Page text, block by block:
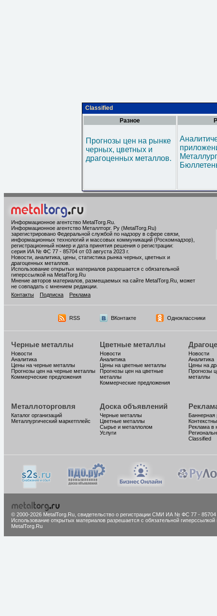
Classified
Разное
Прогнозы цен на рынке
черных, цветных и
драгоценных металлов.
Информационное агентство MetalTorg.Ru
Информационное агентство Металлторг. Ру (MetalTorg.Ru)
зарегистрировано Федеральной службой по надзору в сфере связи,
информационных технологий и массовых коммуникаций (Роскомнадзор),
регистрационный номер и дата принятия решения о регистрации:
серия ИА № ФС 77 - 85704 от 03 августа 2023 г.
Новости, аналитика, цены, статистика рынка черных, цветных и
драгоценных металлов.
Использование открытых материалов разрешается с обязательной
гиперссылкой на MetalTorg.Ru
Мнение авторов материалов, размещаемых на сайте MetalTorg.Ru, может
не совпадать с мнением редакции.
Контакты
Подписка Реклама
RSS ВКонтакте Одноклассники
Черные металлы
Новости
Аналитика
Цены на черные металлы
Прогнозы цен на черные металлы
Коммерческие предложения
Цветные металлы
Новости
Аналитика
Цены на цветные металлы
Прогнозы цен на цветные
металлы
Коммерческие предложения
Новости
Аналитика
Цены на
Прогнозы
металлы
Металлоторговля
Каталог организаций
Металлургический маркетплейс
Доска объявлений
Черные металлы
Цветные металлы
Сырье и металлолом
Услуги
Баннерная
Реклама в
Classified
© 2000-2026 MetalTorg.Ru, cвидетельство о регистрации СМИ ИА № ФС 77 - 85704
Использование открытых материалов разрешается с обязательной гиперссылкой
MetalTorg.Ru